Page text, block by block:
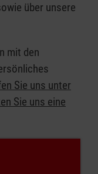
über unsere
mit den
Sie uns unter
Sie uns eine